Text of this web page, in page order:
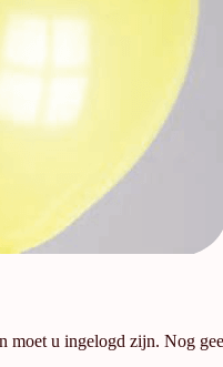
moet u ingelogd zijn. Nog